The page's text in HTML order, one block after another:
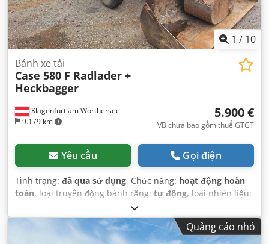
1 / 10
Klagenfurt am Wörthersee
9.179 km
Bánh xe tải
Case 580 F Radlader +
Heckbagger
5.900 €
VB chưa bao gồm thuế GTGT
Yêu cầu Gọi điện
Tình trạng: đã qua sử dụng, Chức năng: hoạt động hoàn
toàn, loại truyền động bánh răng: tự động, loại nhiên liệu:
, trọng lượng vận hành:7.500 kg
đăng ký lần đầu:10/1977, Năm sản xuất:1977, Thiết bị:
Quảng cáo nhỏ